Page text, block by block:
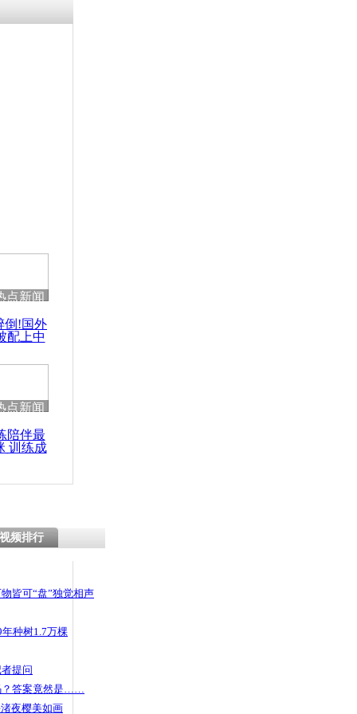
点新闻
倒!国外
配上中
点新闻
陪伴最
训练成
频排行
皆可“盘”独觉相声
种树1.7万棵
提问
？答案竟然是……
夜樱美如画